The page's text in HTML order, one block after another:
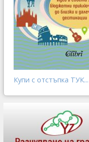
Купи с отстъпка ТУК...